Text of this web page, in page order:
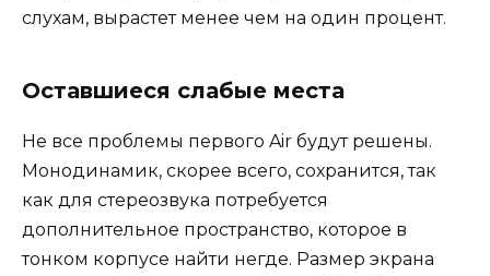
слухам, вырастет менее чем на один процент.
Оставшиеся слабые места
Не все проблемы первого Air будут решены.
Монодинамик, скорее всего, сохранится, так
как для стереозвука потребуется
дополнительное пространство, которое в
тонком корпусе найти негде. Размер экрана